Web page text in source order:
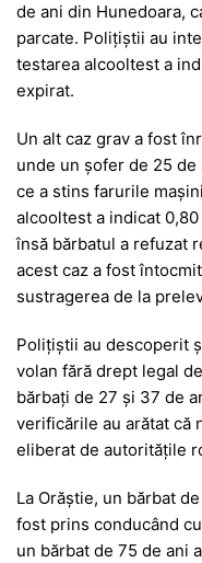
de ani din Hunedoara,
parcate. Polițiștii au
testarea alcooltest a
expirat.
Un alt caz grav a fost
unde un șofer de 25
ce a stins farurile
alcooltest a indicat
însă bărbatul a refuzat
acest caz a fost
sustragerea de la
Polițiștii au descoperit
volan fără drept legal
bărbați de 27 și 37 de
verificările au arătat că
eliberat de autoritățile
La Orăștie, un bărbat
fost prins conducând
un bărbat de 75 de ani